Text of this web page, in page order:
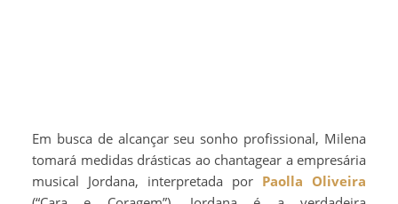
Em busca de alcançar seu sonho profissional, Milena
tomará medidas drásticas ao chantagear a empresária
musical Jordana, interpretada por Paolla Oliveira